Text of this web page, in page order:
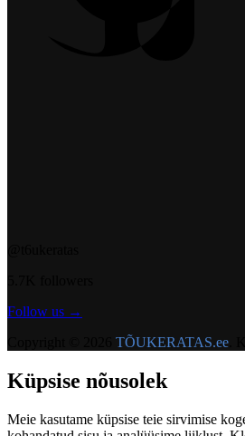
Follow us →
TÕUKERATAS.ee
Küpsise nõusolek
Meie kasutame küpsise teie sirvimise